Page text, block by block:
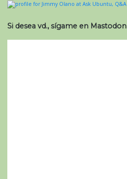
Si desea vd., sígame en